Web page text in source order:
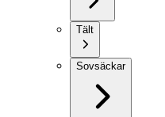
Tält
Sovsäckar